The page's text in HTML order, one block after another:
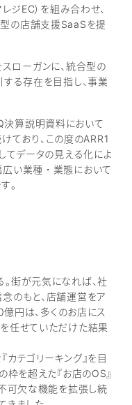
ジEC）を組み合わせ、
の店舗支援SaaSを提
ローガンに、統合型の
る存在を目指し、事業
算説明資料において
ており、この度のARR1
てデータの見える化によ
い業種・業態において
。
街が元気になれば、社
のもと、店舗運営をア
円は、多くのお店にス
任せていただけた結果
カテゴリーキング』を目
枠を超えた『お店のOS』
可欠な機能を拡張し続